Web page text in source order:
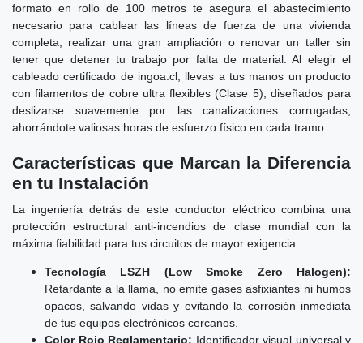
formato en rollo de 100 metros te asegura el abastecimiento
necesario para cablear las líneas de fuerza de una vivienda
completa, realizar una gran ampliación o renovar un taller sin
tener que detener tu trabajo por falta de material. Al elegir el
cableado certificado de ingoa.cl, llevas a tus manos un producto
con filamentos de cobre ultra flexibles (Clase 5), diseñados para
deslizarse suavemente por las canalizaciones corrugadas,
ahorrándote valiosas horas de esfuerzo físico en cada tramo.
Características que Marcan la Diferencia
en tu Instalación
La ingeniería detrás de este conductor eléctrico combina una
protección estructural anti-incendios de clase mundial con la
máxima fiabilidad para tus circuitos de mayor exigencia.
Tecnología LSZH (Low Smoke Zero Halogen):
Retardante a la llama, no emite gases asfixiantes ni humos
opacos, salvando vidas y evitando la corrosión inmediata
de tus equipos electrónicos cercanos.
Color Rojo Reglamentario: Identificador visual universal y